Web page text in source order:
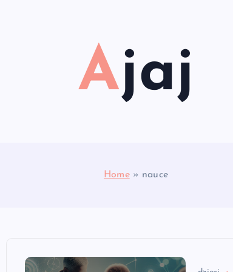
Ajaj
Home» nauce